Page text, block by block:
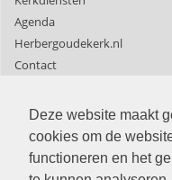
Deze website maakt
cookies om de
functioneren en het
Agenda
Herbergoudekerk.nl
Contact